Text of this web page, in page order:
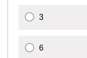
3
6